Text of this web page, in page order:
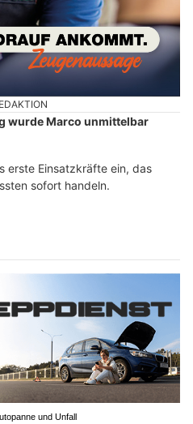
wurde Marco unmittelbar
erste Einsatzkräfte ein, das
sofort handeln.
und Unfall